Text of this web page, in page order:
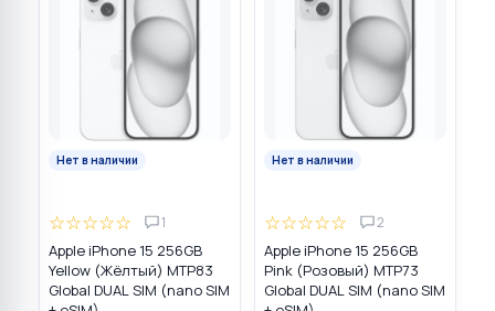
Нет в наличии
☆☆☆☆☆ 1
Apple iPhone 15 256GB
Yellow (Жёлтый) MTP83
Global DUAL SIM (nano SIM
Нет в наличии
☆☆☆☆☆ 2
Apple iPhone 15 256GB
Pink (Розовый) MTP73
Global DUAL SIM (nano SIM